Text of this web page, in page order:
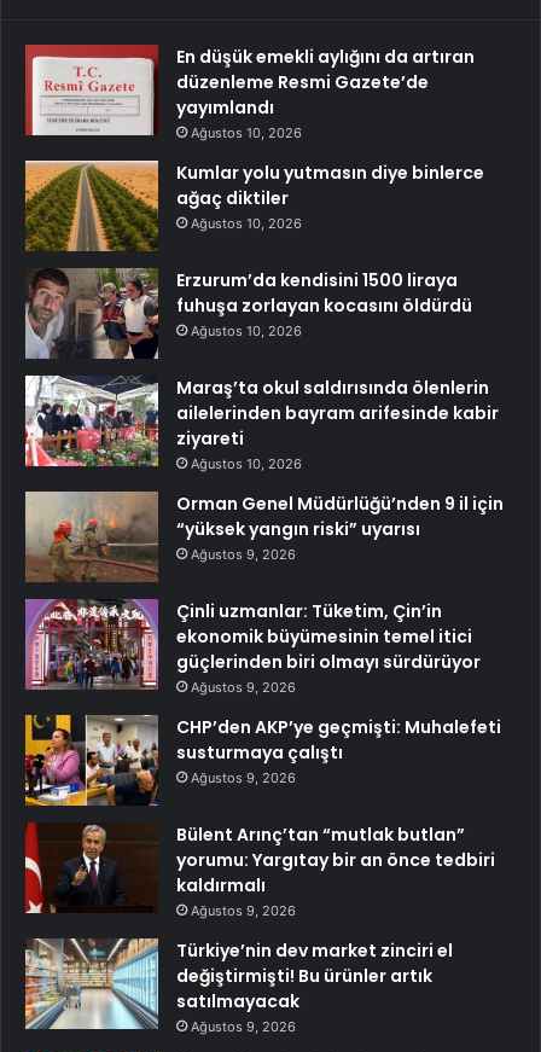
En düşük emekli aylığını da artıran
düzenleme Resmi Gazete’de
yayımlandı
Ağustos 10, 2026
Kumlar yolu yutmasın diye binlerce
ağaç diktiler
Ağustos 10, 2026
Erzurum’da kendisini 1500 liraya
fuhuşa zorlayan kocasını öldürdü
Ağustos 10, 2026
Maraş’ta okul saldırısında ölenlerin
ailelerinden bayram arifesinde kabir
ziyareti
Ağustos 10, 2026
Orman Genel Müdürlüğü’nden 9 il için
“yüksek yangın riski” uyarısı
Ağustos 9, 2026
Çinli uzmanlar: Tüketim, Çin’in
ekonomik büyümesinin temel itici
güçlerinden biri olmayı sürdürüyor
Ağustos 9, 2026
CHP’den AKP’ye geçmişti: Muhalefeti
susturmaya çalıştı
Ağustos 9, 2026
Bülent Arınç’tan “mutlak butlan”
yorumu: Yargıtay bir an önce tedbiri
kaldırmalı
Ağustos 9, 2026
Türkiye’nin dev market zinciri el
değiştirmişti! Bu ürünler artık
satılmayacak
Ağustos 9, 2026